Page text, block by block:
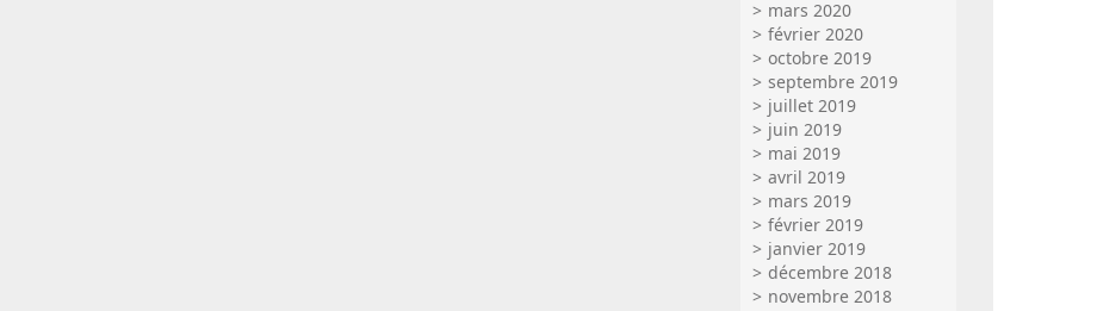
mars 2020
février 2020
octobre 2019
septembre 2019
juillet 2019
juin 2019
mai 2019
avril 2019
mars 2019
février 2019
janvier 2019
décembre 2018
novembre 2018